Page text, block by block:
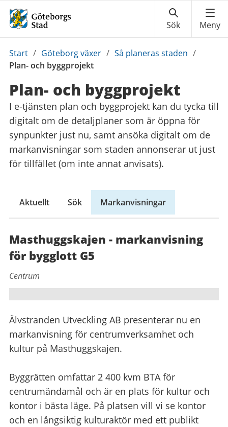
Du
är
Start / Göteborg växer / Så planeras staden /
Plan- och byggprojekt
Plan- och byggprojekt
I e-tjänsten plan och byggprojekt kan du tycka till
digitalt om de detaljplaner som är öppna för
synpunkter just nu, samt ansöka digitalt om de
markanvisningar som staden annonserar ut just
för tillfället (om inte annat anvisats).
Aktuellt Sök Markanvisningar
Masthuggskajen - markanvisning
för bygglott G5
Centrum
Älvstranden Utveckling AB presenterar nu en
markanvisning för centrumverksamhet och
kultur på Masthuggskajen.
Byggrätten omfattar 2 400 kvm BTA för
centrumändamål och är en plats för kultur och
kontor i bästa läge. På platsen vill vi se kontor
och en långsiktig kulturaktör med ett publikt